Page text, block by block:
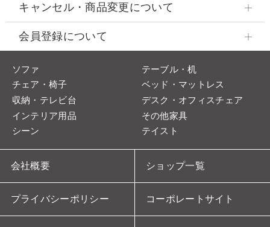
キャンセル・商品変更について
会員登録について
会社概要 ショップ一覧
プライバシーポリシー コーポレートサイト
ソファ
テーブル・机
チェア・椅子
ベッド・マットレス
収納・テレビ台
デスク・オフィスチェア
インテリア用品
その他家具
シーン
テイスト